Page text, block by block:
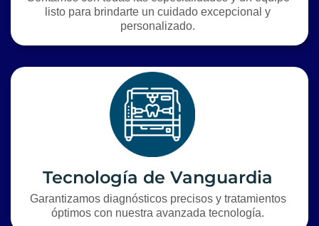
listo para brindarte un cuidado excepcional y
personalizado.
Tecnología de Vanguardia
Garantizamos diagnósticos precisos y tratamientos
óptimos con nuestra avanzada tecnología.